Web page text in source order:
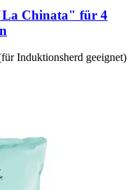
Chinata" für 4
Induktionsherd geeignet)